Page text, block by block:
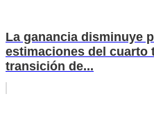
La ganancia disminuye
estimaciones del cuarto
transición de...